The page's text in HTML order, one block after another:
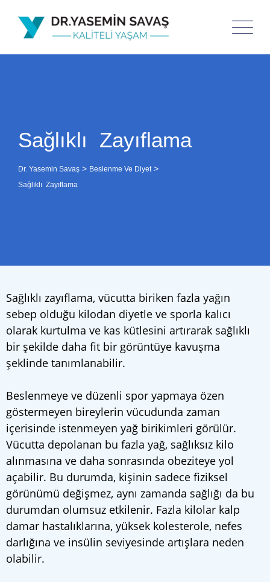
Sağlıklı Zayıflama
Dr. Yasemin Savaş > Beslenme Ve Diyet >
Sağlıklı Zayıflama
Sağlıklı zayıflama, vücutta biriken fazla yağın
sebep olduğu kilodan diyetle ve sporla kalıcı
olarak kurtulma ve kas kütlesini artırarak sağlıklı
bir şekilde daha fit bir görüntüye kavuşma
şeklinde tanımlanabilir.
Beslenmeye ve düzenli spor yapmaya özen
göstermeyen bireylerin vücudunda zaman
içerisinde istenmeyen yağ birikimleri görülür.
Vücutta depolanan bu fazla yağ, sağlıksız kilo
alınmasına ve daha sonrasında obeziteye yol
açabilir. Bu durumda, kişinin sadece fiziksel
görünümü değişmez, aynı zamanda sağlığı da bu
durumdan olumsuz etkilenir. Fazla kilolar kalp
damar hastalıklarına, yüksek kolesterole, nefes
darlığına ve insülin seviyesinde artışlara neden
olabilir.